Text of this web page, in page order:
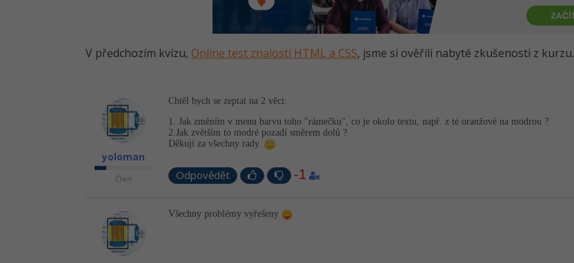
V předchozím kvízu, Online test znalostí HTML a CSS, jsme si ověřili nabyté zkušenosti z kurzu.
yoloman
Člen
Chtěl bych se zeptat na 2 věci:
1. Jak změním v menu barvu toho "rámečku", co je okolo textu, např. z té oranžové na modrou ?
2.Jak zvětším to modré pozadí směrem dolů ?
Děkuji za všechny rady.
Odpovědět -1
Všechny problémy vyřešeny